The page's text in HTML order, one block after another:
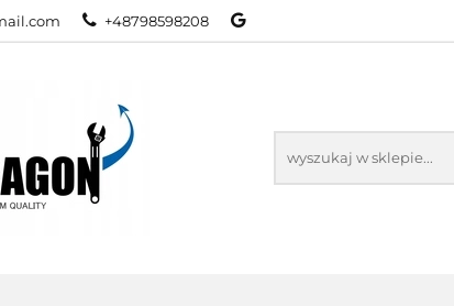
+48798598208
KATEGORIE NOWOŚCI